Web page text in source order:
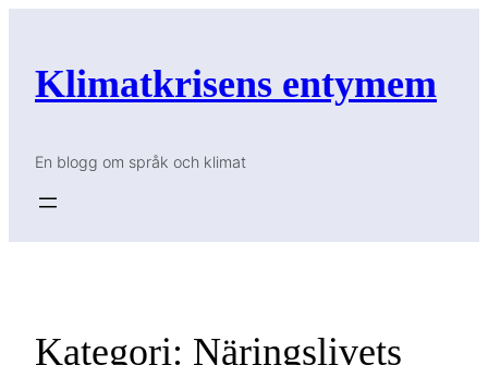
innehåll
Klimatkrisens entymem
En blogg om språk och klimat
Kategori: Näringslivets